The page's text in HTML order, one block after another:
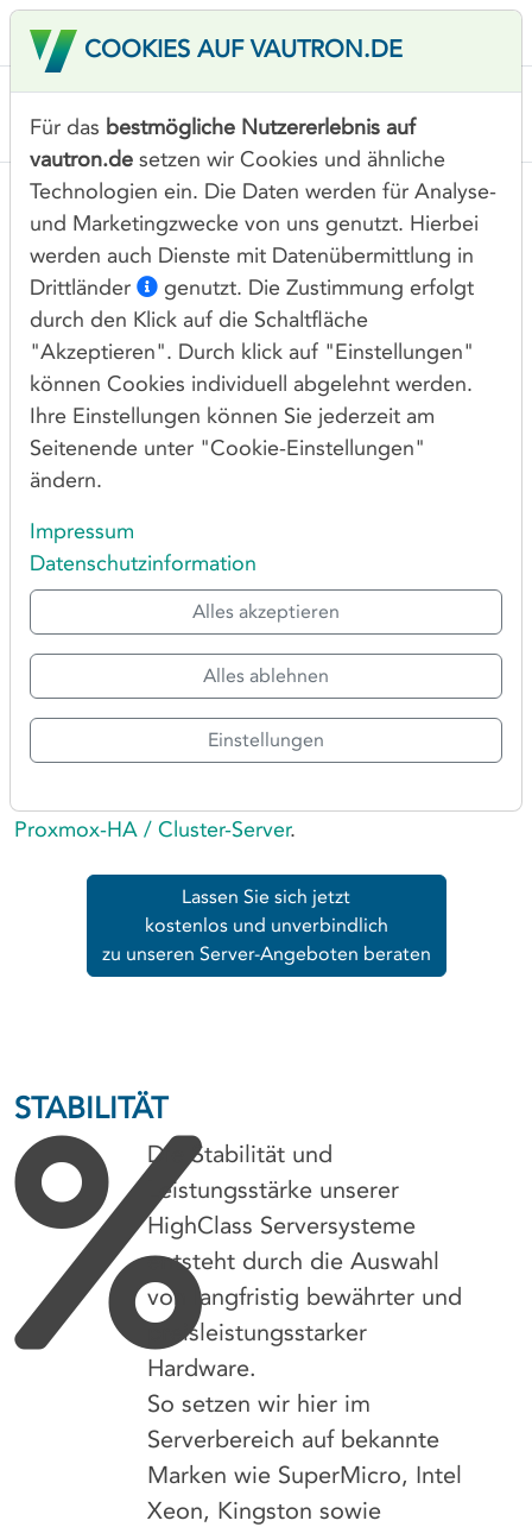
HIGHCLASS SERVER
Parallel zu der steigenden Anzahl an
Möglichkeiten von Softwarelösungen steigen
auch deren Anforderungen.
Um diesem leistungsspezifischen Anspruch gerecht
zu werden, haben wir Serversysteme konzipiert, bei
hervorragende Leistungswerte liefern wird, sondern
auch Lastspitzen problemlos abfangen kann. Des
Weiteren lassen sich mit unseren HighClass
Produkten optimal hochverfügbare und skalierbare
Lösungen aufstellen.
Gern konzipieren wir diese Systeme individuell nach
Proxmox-HA / Cluster-Server.
Lassen Sie sich jetzt
kostenlos und unverbindlich
zu unseren Server-Angeboten beraten
STABILITÄT
Die Stabilität und
Leistungsstärke unserer
HighClass Serversysteme
entsteht durch die Auswahl
von langfristig bewährter und
preisleistungsstarker
Hardware.
So setzen wir hier im
Serverbereich auf bekannte
Marken wie SuperMicro, Intel
Xeon, Kingston sowie
COOKIES AUF VAUTRON.DE
Für das bestmögliche Nutzererlebnis auf
vautron.de setzen wir Cookies und ähnliche
Technologien ein. Die Daten werden für Analyse-
und Marketingzwecke von uns genutzt. Hierbei
werden auch Dienste mit Datenübermittlung in
Drittländer
genutzt. Die Zustimmung erfolgt
durch den Klick auf die Schaltfläche
"Akzeptieren". Durch klick auf "Einstellungen"
können Cookies individuell abgelehnt werden.
Ihre Einstellungen können Sie jederzeit am
Seitenende unter "Cookie-Einstellungen"
ändern.
Impressum
Datenschutzinformation
Einstellungen
Alles ablehnen
Alles akzeptieren